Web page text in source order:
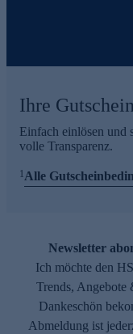
Ihre
Einfach einlösen und
volle Transparenz.
1 Alle
Newsletter
Ich möchte den
Trends, Angebote
Dankeschön
Abmeldung ist